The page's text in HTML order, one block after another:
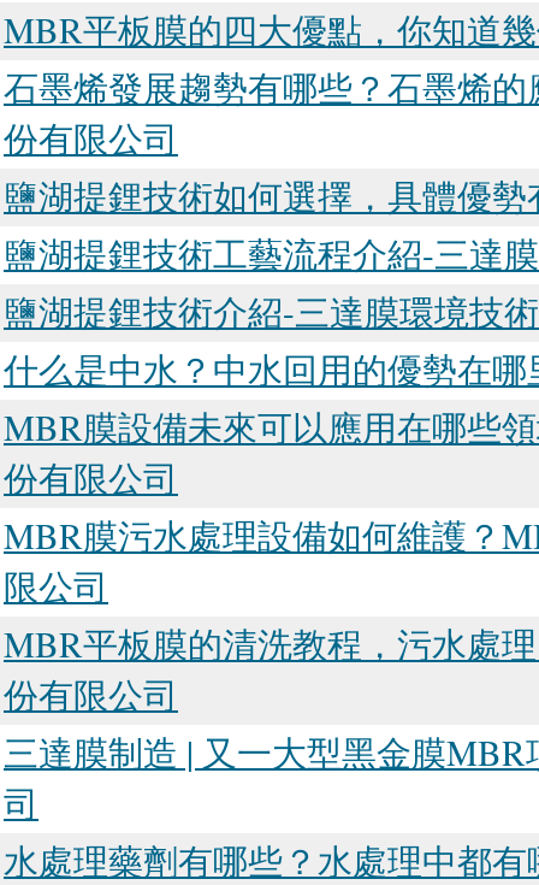
MBR平板膜的四大優點，你知道
石墨烯發展趨勢有哪些？石墨烯
份有限公司
鹽湖提鋰技術如何選擇，具體優
鹽湖提鋰技術工藝流程介紹-三達
鹽湖提鋰技術介紹-三達膜環境技
什么是中水？中水回用的優勢在
MBR膜設備未來可以應用在哪些
份有限公司
MBR膜污水處理設備如何維護？
限公司
MBR平板膜的清洗教程，污水處
份有限公司
三達膜制造 | 又一大型黑金膜
司
水處理藥劑有哪些？水處理中都